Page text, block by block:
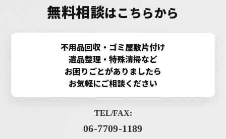
無料相談はこちらから
不用品回収・ゴミ屋敷片付け
遺品整理・特殊清掃など
お困りごとがありましたら
お気軽にご相談ください
TEL/FAX:
06-7709-1189